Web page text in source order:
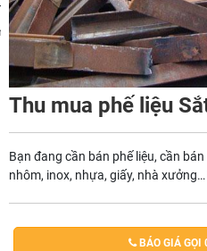
Thu mua phế liệu
Bạn đang cần bán phế liệu, cần
nhôm, inox, nhựa, giấy, nhà
BÁO GIÁ GỌI